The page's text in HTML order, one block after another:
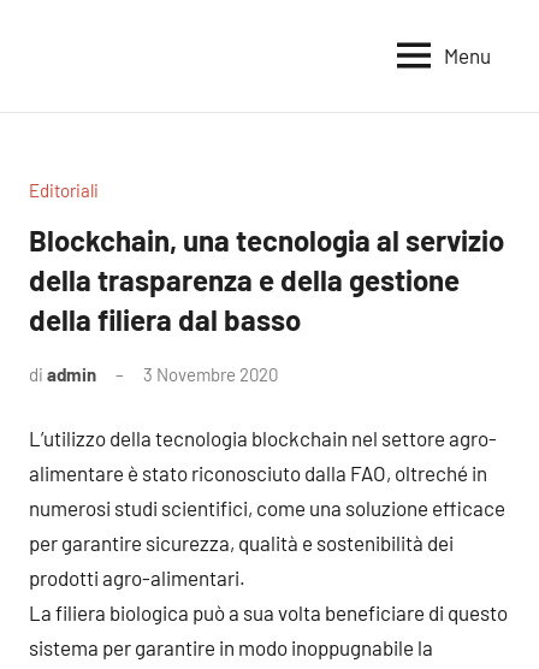
per
Terra
Sovranità
Menu
Editoriali
Blockchain, una tecnologia al servizio
della trasparenza e della gestione
della filiera dal basso
di admin 3 Novembre 2020
L’utilizzo della tecnologia blockchain nel settore agro-
alimentare è stato riconosciuto dalla FAO, oltreché in
numerosi studi scientifici, come una soluzione efficace
per garantire sicurezza, qualità e sostenibilità dei
prodotti agro-alimentari.
La filiera biologica può a sua volta beneficiare di questo
sistema per garantire in modo inoppugnabile la